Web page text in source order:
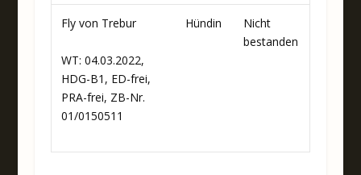
Fly von Trebur
WT: 04.03.2022,
HDG-B1, ED-frei,
PRA-frei, ZB-Nr.
01/0150511
Hündin
Nicht
bestanden